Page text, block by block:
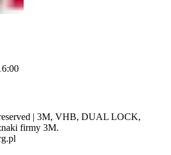
| 3M, VHB, DUAL LOCK,
firmy 3M.